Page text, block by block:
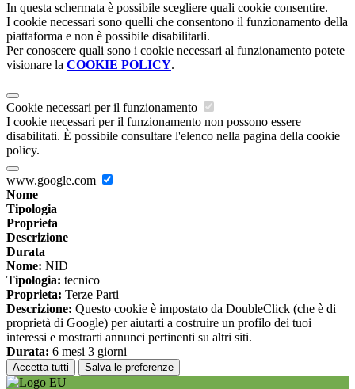
In questa schermata è possibile scegliere quali cookie consentire.
I cookie necessari sono quelli che consentono il funzionamento della
piattaforma e non è possibile disabilitarli.
Per conoscere quali sono i cookie necessari al funzionamento potete
visionare la COOKIE POLICY.
Cookie necessari per il funzionamento
I cookie necessari per il funzionamento non possono essere
disabilitati. È possibile consultare l'elenco nella pagina della cookie
policy.
www.google.com
Nome
Tipologia
Proprieta
Descrizione
Durata
Nome: NID
Tipologia: tecnico
Proprieta: Terze Parti
Descrizione: Questo cookie è impostato da DoubleClick (che è di
proprietà di Google) per aiutarti a costruire un profilo dei tuoi
interessi e mostrarti annunci pertinenti su altri siti.
Durata: 6 mesi 3 giorni
Accetta tutti Salva le preferenze